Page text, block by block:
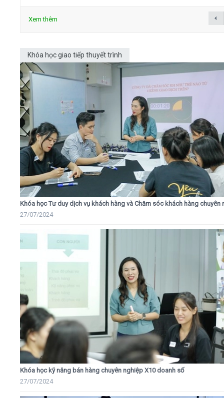
Xem thêm
Khóa học giao tiếp thuyết trình
Khóa học Tư duy dịch vụ khách hàng và Chăm sóc khách hàng chuyên
27/07/2024
Khóa học kỹ năng bán hàng chuyên nghiệp X10 doanh số
27/07/2024